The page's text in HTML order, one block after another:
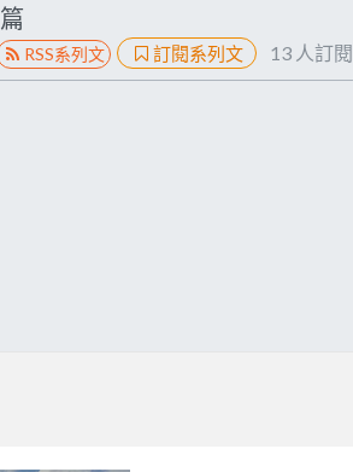
篇
RSS系列文 訂閱系列文 13 人訂閱